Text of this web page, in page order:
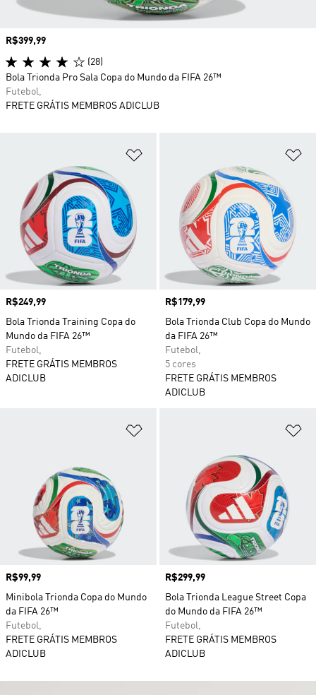
Preço
R$249,99
Bola Trionda Training Copa do
Mundo da FIFA 26™
Futebol,
FRETE GRÁTIS MEMBROS
ADICLUB
Preço
R$179,99
Bola Trionda Club Copa do Mundo
da FIFA 26™
Futebol,
5 cores
FRETE GRÁTIS MEMBROS
ADICLUB
Preço
R$99,99
Minibola Trionda Copa do Mundo
da FIFA 26™
Futebol,
FRETE GRÁTIS MEMBROS
ADICLUB
Preço
R$299,99
Bola Trionda League Street Copa
do Mundo da FIFA 26™
Futebol,
FRETE GRÁTIS MEMBROS
ADICLUB
Preço
R$399,99
(28)
Bola Trionda Pro Sala Copa do Mundo da FIFA 26™
Futebol,
FRETE GRÁTIS MEMBROS ADICLUB